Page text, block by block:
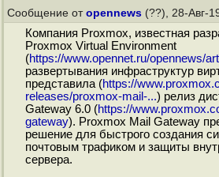
Сообщение от opennews (??), 28-Авг-
Компания Proxmox, известная
Proxmox Virtual Environment
(https://www.opennet.ru/opennews/
развертывания инфраструктур
представила (https://
releases/proxmox-mail-...) релиз
Gateway 6.0 (https://
gateway). Proxmox Mail Gateway
решение для быстрого создания
почтовым трафиком и защиты
сервера.